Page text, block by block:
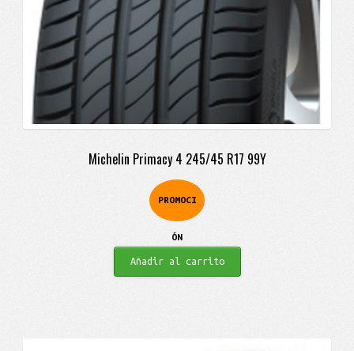
Michelin Primacy 4 245/45 R17 99Y
PROMOCI
ÓN
Añadir al carrito